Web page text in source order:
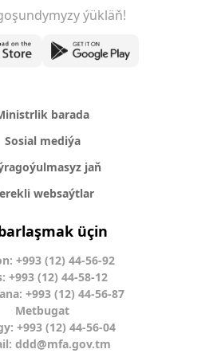
ýükläň!
barada
Sosial mediýa
jaň
websaýtlar
üçin
+993 (12) 44-56-92
+993 (12) 44-58-12
+993 (12) 44-56-87
Metbugat
+993 (12) 44-56-04
ddd@mfa.gov.tm